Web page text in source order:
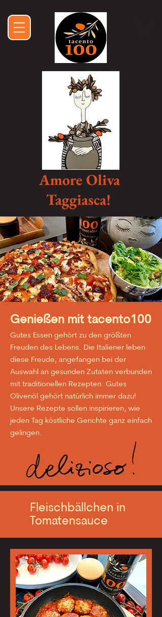
Amore Oliva
Taggiasca!
Genießen mit tacento100
Gutes Essen gehört zu den größten
Freuden des Lebens. Die Italiener leben
diese Freude, angefangen bei der
Auswahl an gesunden Zutaten verbunden
mit traditionellen Rezepten. Gutes
Olivenöl gehört natürlich immer dazu!
Unsere Rezepte sollen inspirieren, wie
jeden Tag köstliche Gerichte ganz einfach
gelingen.
Fleischbällchen in
Tomatensauce